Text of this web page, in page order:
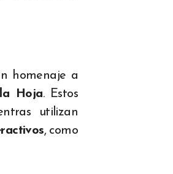
homenaje a
Hoja. Estos
utilizan
, como